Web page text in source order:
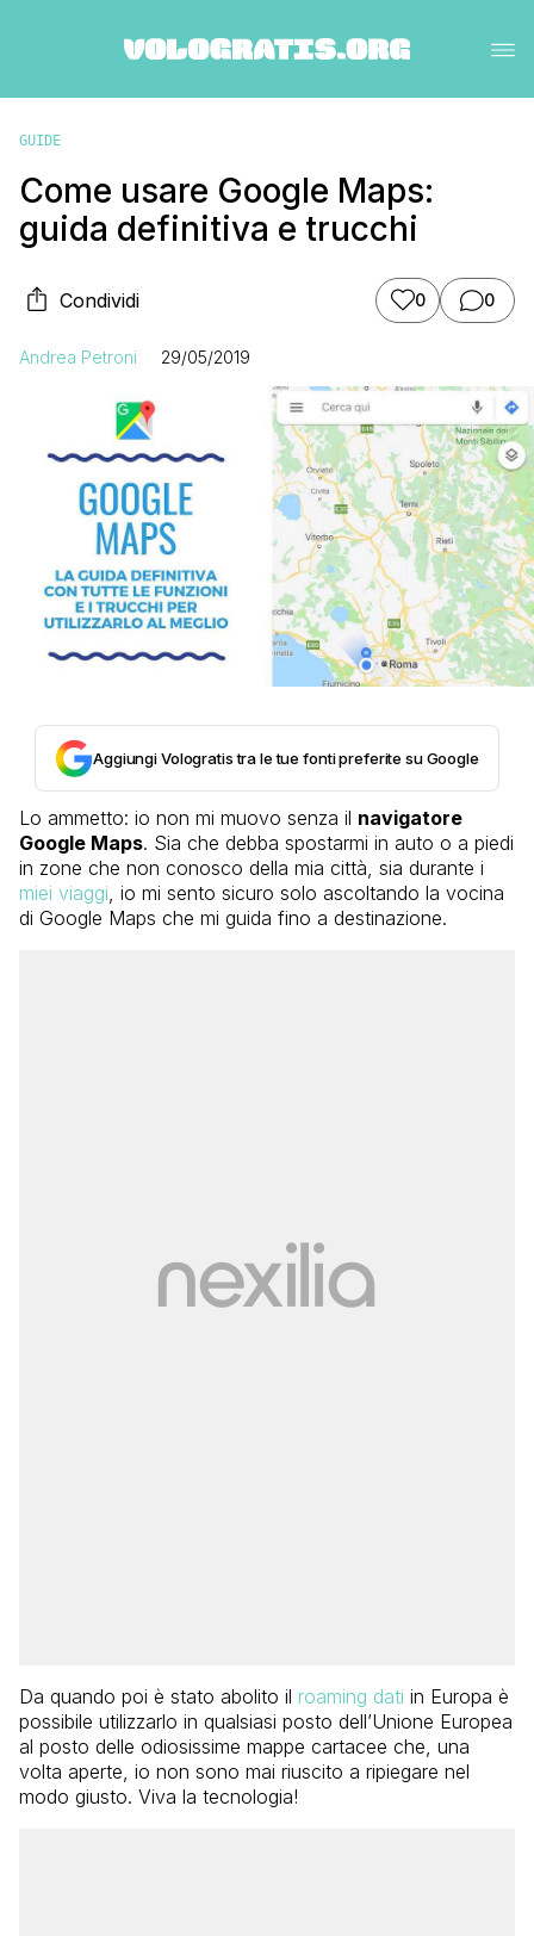
GUIDE
Come usare Google Maps:
guida definitiva e trucchi
Condividi 0 0
Andrea Petroni 29/05/2019
Aggiungi Vologratis tra le tue fonti preferite su Google
Lo ammetto: io non mi muovo senza il navigatore
Google Maps. Sia che debba spostarmi in auto o a piedi
in zone che non conosco della mia città, sia durante i
miei viaggi, io mi sento sicuro solo ascoltando la vocina
di Google Maps che mi guida fino a destinazione.
Da quando poi è stato abolito il roaming dati in Europa è
possibile utilizzarlo in qualsiasi posto dell’Unione Europea
al posto delle odiosissime mappe cartacee che, una
volta aperte, io non sono mai riuscito a ripiegare nel
modo giusto. Viva la tecnologia!